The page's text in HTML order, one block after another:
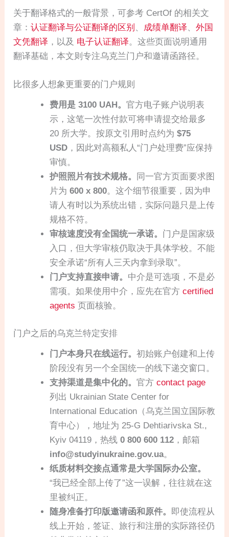
关于翻译格式的一般背景，可参考 CertOf 的相关文
章：认证翻译与公证翻译的区别 、 成绩单翻译、外国
文凭翻译 ，以及 电子认证翻译。这些页面说明通用
翻译基础，本文则专注乌克兰门户和邀请函路径。
比很多人想象更重要的门户规则
费用是 3100 UAH。官方电子账户说明表
示，这笔一次性付款可将申请提交给最多
20 所大学。按原文引用时点约为$75
USD ，因此对高额私人“门户处理费”应保持
审慎。
护照照片有技术规格。
同一官方页面要求图
片为600 x 800。这个细节很重要，因为申
请人有时以为系统出错，实际问题只是上传
规格不符。
审核速度没有全国统一承诺。 门户是国家级
入口，但大学审核仍取决于具体学校。不能
安全承诺“所有人三天内拿到录取”。
门户支持直接申请。 中介是可选项，不是必
需项。如果使用中介，应先在官方certified
agents 页面核验。
门户之后的乌克兰特定安排
门户本身只在线运行。初始账户创建和上传
阶段没有另一个全国统一的线下递交窗口。
支持渠道是集中化的。官方contact page
列出 Ukrainian State Center for
International Education（乌克兰国立国际教
育中心），地址为 25-G Dehtiarivska St.,
Kyiv 04119，热线0 800 600 112 ，邮箱
info@studyinukraine.gov.ua。
纸质材料交接点通常是大学国际办公室。
“我已经全部上传了”这一误解，往往就在这
里被纠正。
随身准备打印版邀请函和原件。 即使流程从
线上开始，签证、旅行和注册的实际路径仍